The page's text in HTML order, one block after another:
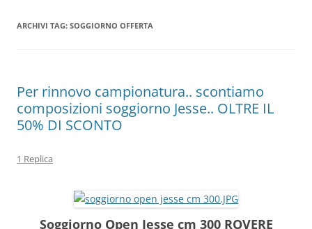
ARCHIVI TAG: SOGGIORNO OFFERTA
Per rinnovo campionatura.. scontiamo
composizioni soggiorno Jesse.. OLTRE IL
50% DI SCONTO
1 Replica
Soggiorno Open Jesse cm 300 ROVERE